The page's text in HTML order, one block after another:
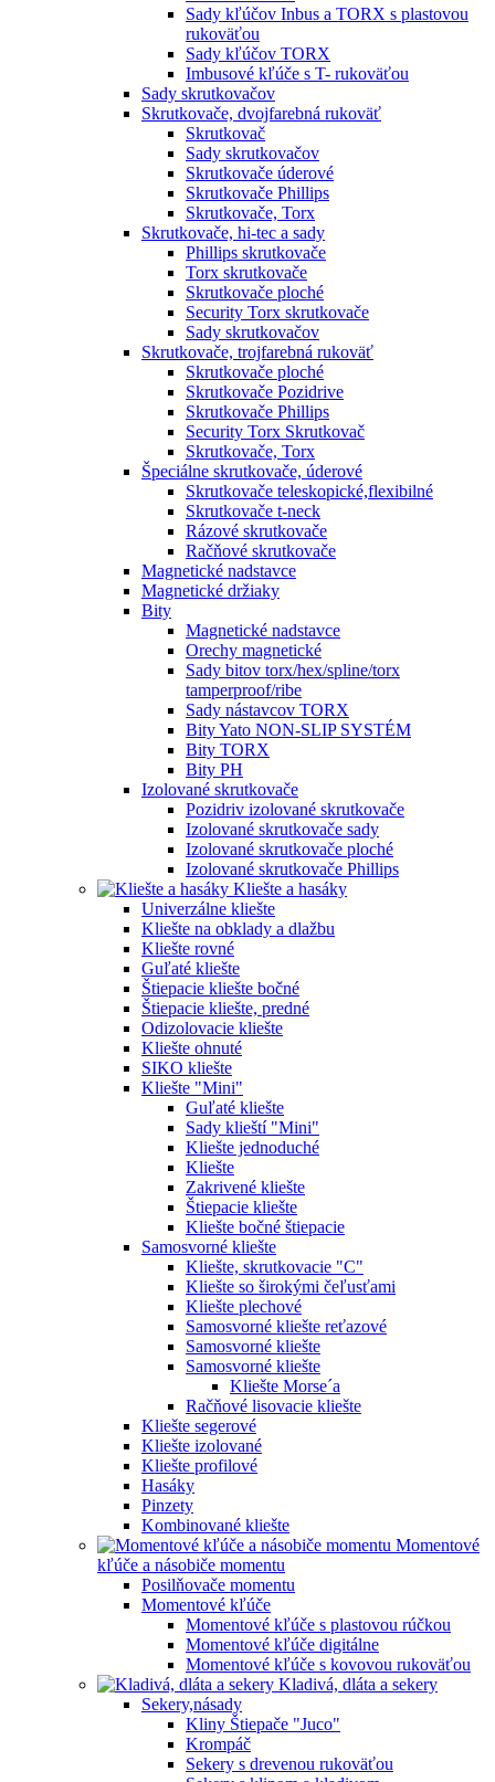
Sady kľúčov Inbus a TORX s plastovou
rukoväťou
Sady kľúčov TORX
Imbusové kľúče s T- rukoväťou
Sady skrutkovačov
Skrutkovače, dvojfarebná rukoväť
Skrutkovač
Sady skrutkovačov
Skrutkovače úderové
Skrutkovače Phillips
Skrutkovače, Torx
Skrutkovače, hi-tec a sady
Phillips skrutkovače
Torx skrutkovače
Skrutkovače ploché
Security Torx skrutkovače
Sady skrutkovačov
Skrutkovače, trojfarebná rukoväť
Skrutkovače ploché
Skrutkovače Pozidrive
Skrutkovače Phillips
Security Torx Skrutkovač
Skrutkovače, Torx
Špeciálne skrutkovače, úderové
Skrutkovače teleskopické,flexibilné
Skrutkovače t-neck
Rázové skrutkovače
Račňové skrutkovače
Magnetické nadstavce
Magnetické držiaky
Bity
Magnetické nadstavce
Orechy magnetické
Sady bitov torx/hex/spline/torx
tamperproof/ribe
Sady nástavcov TORX
Bity Yato NON-SLIP SYSTÉM
Bity TORX
Bity PH
Izolované skrutkovače
Pozidriv izolované skrutkovače
Izolované skrutkovače sady
Izolované skrutkovače ploché
Izolované skrutkovače Phillips
Kliešte a hasáky
Univerzálne kliešte
Kliešte na obklady a dlažbu
Kliešte rovné
Guľaté kliešte
Štiepacie kliešte bočné
Štiepacie kliešte, predné
Odizolovacie kliešte
Kliešte ohnuté
SIKO kliešte
Kliešte "Mini"
Guľaté kliešte
Sady klieští "Mini"
Kliešte jednoduché
Kliešte
Zakrivené kliešte
Štiepacie kliešte
Kliešte bočné štiepacie
Samosvorné kliešte
Kliešte, skrutkovacie "C"
Kliešte so širokými čeľusťami
Kliešte plechové
Samosvorné kliešte reťazové
Samosvorné kliešte
Samosvorné kliešte
Kliešte Morse´a
Račňové lisovacie kliešte
Kliešte segerové
Kliešte izolované
Kliešte profilové
Hasáky
Pinzety
Kombinované kliešte
Momentové
kľúče a násobiče momentu
Posilňovače momentu
Momentové kľúče
Momentové kľúče s plastovou rúčkou
Momentové kľúče digitálne
Momentové kľúče s kovovou rukoväťou
Kladivá, dláta a sekery
Sekery,násady
Kliny Štiepače "Juco"
Krompáč
Sekery s drevenou rukoväťou